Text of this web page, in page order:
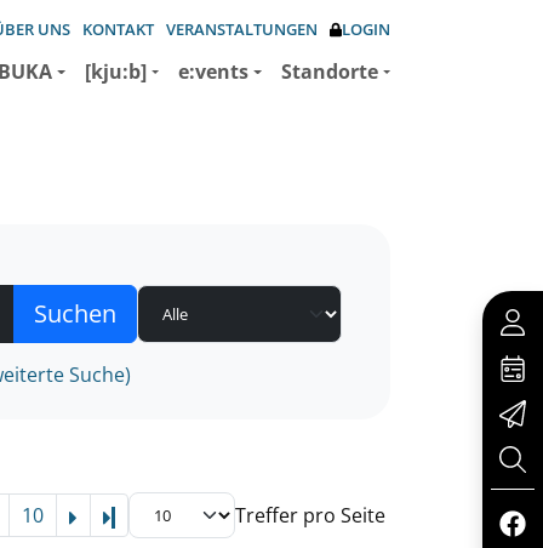
UNS KONTAKT VERANSTALTUNGEN LOGIN
[kju:b] e:vents Standorte
Suche)
10 Letzte Seite Treffer pro Seite